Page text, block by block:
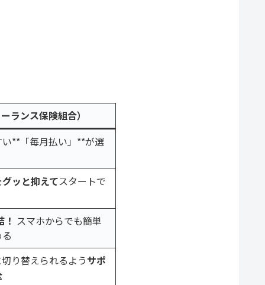
ランス保険組合）
**「毎月払い」**が選
ッと抑えてスタートで
スマホからでも簡単
り替えられるようサポ